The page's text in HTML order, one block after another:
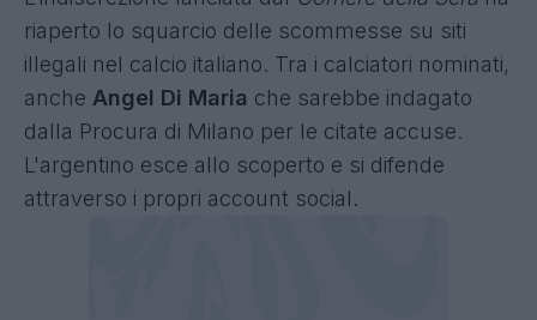
riaperto lo squarcio delle scommesse su siti
illegali nel calcio italiano. Tra i calciatori nominati,
anche Angel Di Maria che sarebbe indagato
dalla Procura di Milano per le citate accuse.
L'argentino esce allo scoperto e si difende
attraverso i propri account social.